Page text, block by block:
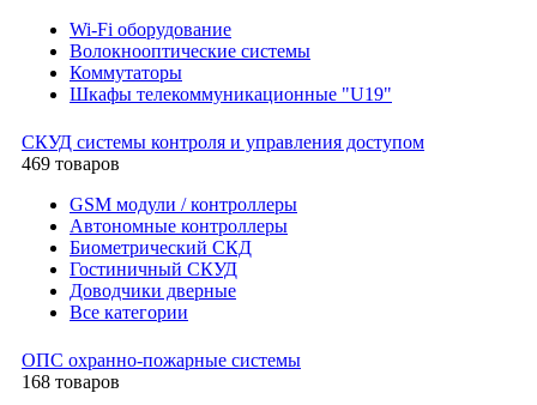
Wi-Fi оборудование
Волокнооптические системы
Коммутаторы
Шкафы телекоммуникационные "U19"
СКУД системы контроля и управления доступом
469 товаров
GSM модули / контроллеры
Автономные контроллеры
Биометрический СКД
Гостиничный СКУД
Доводчики дверные
Все категории
ОПС охранно-пожарные системы
168 товаров